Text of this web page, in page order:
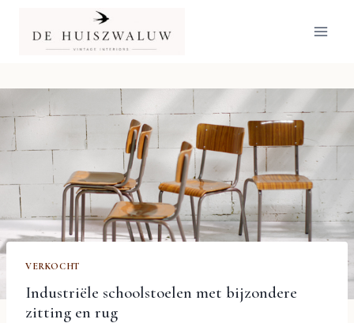
inhoud
VERKOCHT
Industriële schoolstoelen met bijzondere
zitting en rug